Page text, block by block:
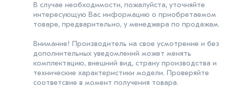
В случае необходимости, пожалуйста, уточняйте
интересующую Вас информацию о приобретаемом
товаре, предварительно, у менеджера по продажам.
Внимание! Производитель на свое усмотрение и без
дополнительных уведомлений может менять
комплектацию, внешний вид, страну производства и
технические характеристики модели. Проверяйте
соответсвие в момент получения товара.